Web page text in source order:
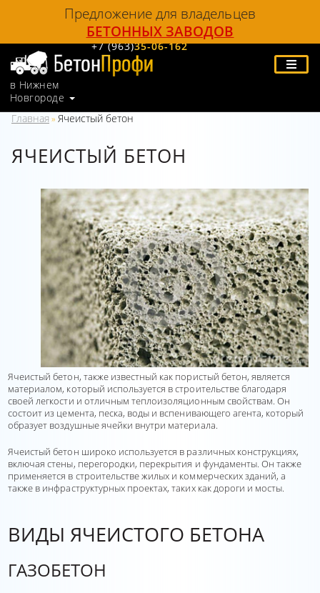
Предложение для владельцев
БЕТОННЫХ ЗАВОДОВ
в Нижнем
Новгороде
+7 (963)35-06-162
Главная » Ячеистый бетон
ЯЧЕИСТЫЙ БЕТОН
Ячеистый бетон, также известный как пористый бетон, является
материалом, который используется в строительстве благодаря
своей легкости и отличным теплоизоляционным свойствам. Он
состоит из цемента, песка, воды и вспенивающего агента, который
образует воздушные ячейки внутри материала.
Ячеистый бетон широко используется в различных конструкциях,
включая стены, перегородки, перекрытия и фундаменты. Он также
применяется в строительстве жилых и коммерческих зданий, а
также в инфраструктурных проектах, таких как дороги и мосты.
ВИДЫ ЯЧЕИСТОГО БЕТОНА
ГАЗОБЕТОН